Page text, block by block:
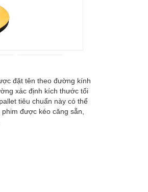
đặt tên theo đường kính
xác định kích thước tối
tiêu chuẩn này có thể
được kéo căng sẵn,